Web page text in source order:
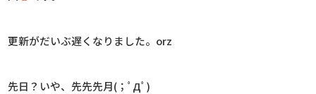
更新がだいぶ遅くなりました。 orz
先日？いや、先先先月(；ﾟДﾟ)